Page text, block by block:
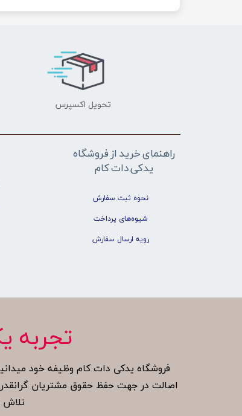
تجربه
فروشگاه یدکی دات کام وظیفه خود
اصالت در جهت حفظ حقوق مشتریان
تلاش
تحویل اکسپرس
راهنمای خرید از فروشگاه
یدکی دات کام
نحوه ثبت سفارش
شیوه‌های پرداخت
رویه ارسال سفارش